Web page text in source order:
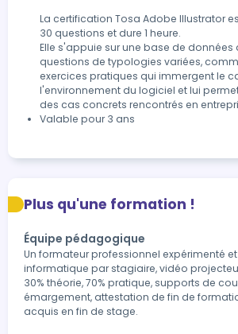
La certification Tosa Adobe Illustrator
30 questions et dure 1 heure.
Elle s'appuie sur une base de données
questions de typologies variées,
exercices pratiques qui immergent le
l'environnement du logiciel et lui
des cas concrets rencontrés en
Valable pour 3 ans
Plus qu'une formation !
Équipe pédagogique
Un formateur professionnel expérimenté
informatique par stagiaire, vidéo
30% théorie, 70% pratique, supports de
émargement, attestation de fin de
acquis en fin de stage.